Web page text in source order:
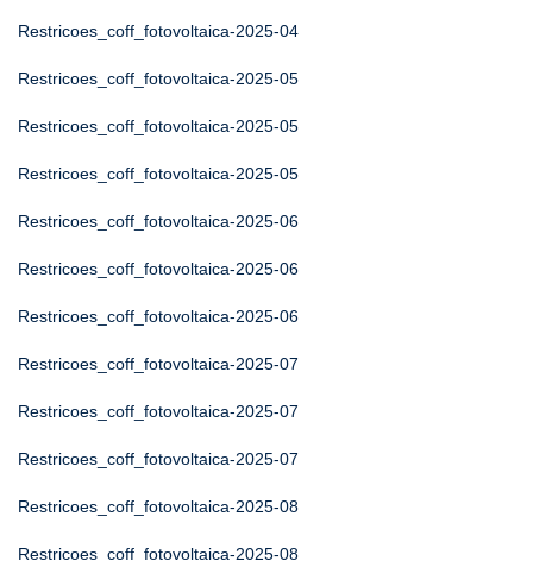
Restricoes_coff_fotovoltaica-2025-04
Restricoes_coff_fotovoltaica-2025-05
Restricoes_coff_fotovoltaica-2025-05
Restricoes_coff_fotovoltaica-2025-05
Restricoes_coff_fotovoltaica-2025-06
Restricoes_coff_fotovoltaica-2025-06
Restricoes_coff_fotovoltaica-2025-06
Restricoes_coff_fotovoltaica-2025-07
Restricoes_coff_fotovoltaica-2025-07
Restricoes_coff_fotovoltaica-2025-07
Restricoes_coff_fotovoltaica-2025-08
Restricoes_coff_fotovoltaica-2025-08